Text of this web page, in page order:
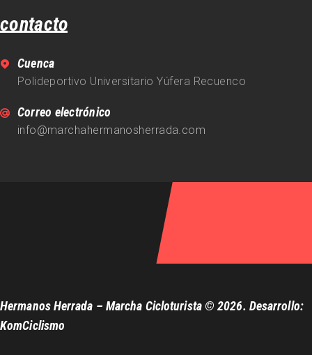
contacto
Cuenca
Polideportivo Universitario Yúfera Recuenco
Correo electrónico
info@marchahermanosherrada.com
Hermanos Herrada – Marcha Cicloturista © 2026. Desarrollo:
KomCiclismo